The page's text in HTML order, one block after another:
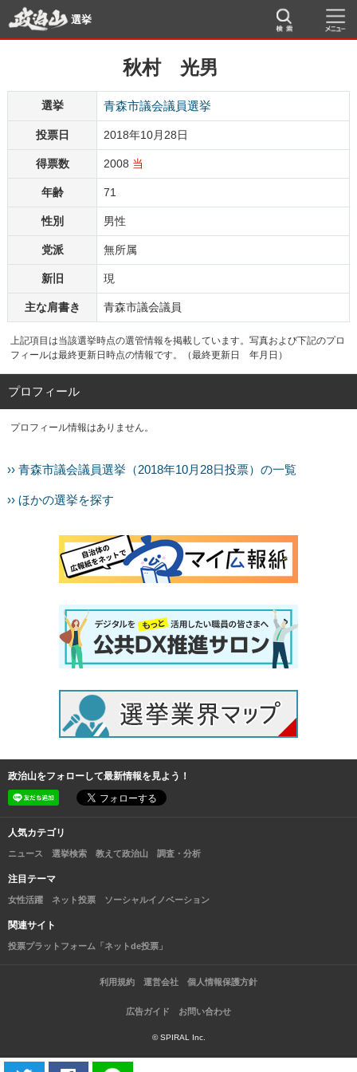
選挙
秋村 光男
選挙 青森市議会議員選挙
投票日 2018年10月28日
得票数 2008 当
年齢 71
性別 男性
党派 無所属
新旧 現
主な肩書き 青森市議会議員
上記項目は当該選挙時点の選管情報を掲載しています。写真および下記のプロ
フィールは最終更新日時点の情報です。（最終更新日 年月日）
プロフィール
プロフィール情報はありません。
›› 青森市議会議員選挙（2018年10月28日投票）の一覧
›› ほかの選挙を探す
政治山をフォローして最新情報を見よう！
人気カテゴリ
ニュース 選挙検索 教えて政治山 調査・分析
注目テーマ
女性活躍 ネット投票 ソーシャルイノベーション
関連サイト
投票プラットフォーム「ネットde投票」
利用規約 運営会社 個人情報保護方針
広告ガイド お問い合わせ
© SPIRAL Inc.